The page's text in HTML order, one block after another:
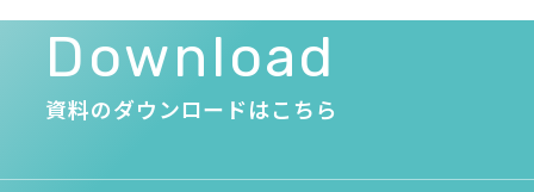
Download
資料のダウンロードはこちら